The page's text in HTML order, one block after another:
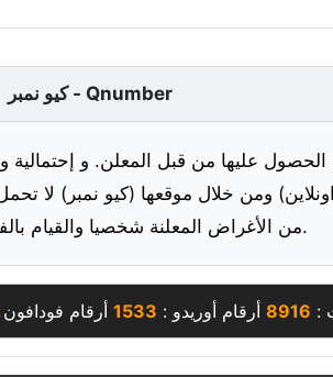
كيو نمبر - Qnumber
عليها من قبل المعلن. و
ومن خلال موقعها (كيو نمبر) لا
من الأغراض المعلنة شخصيا والقيام بالفحص قبل الشراء.
:
8916 أرقام أوريدو : 1533 أرقام